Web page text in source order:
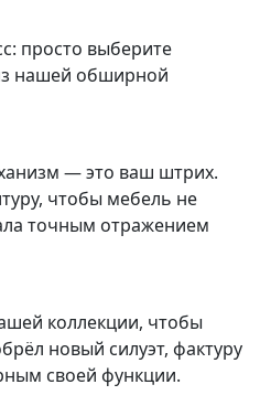
просто выберите
нашей обширной
— это ваш штрих.
чтобы мебель не
точным отражением
коллекции, чтобы
новый силуэт, фактуру
своей функции.